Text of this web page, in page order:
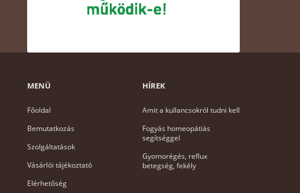
MENÜ
Főoldal
Bemutatkozás
Szolgáltatások
Vásárlói tájékoztató
Elérhetőség
HÍREK
Amit a kullancsokról tudni kell
Fogyás homeopátiás
segítséggel
Gyomorégés, reflux
betegség, fekély